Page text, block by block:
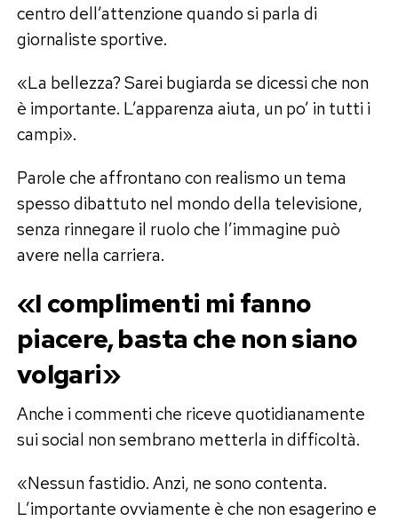
centro dell’attenzione quando si parla di
giornaliste sportive.
«La bellezza? Sarei bugiarda se dicessi che non
è importante. L’apparenza aiuta, un po’ in tutti i
campi».
Parole che affrontano con realismo un tema
spesso dibattuto nel mondo della televisione,
senza rinnegare il ruolo che l’immagine può
avere nella carriera.
«I complimenti mi fanno
piacere, basta che non siano
volgari»
Anche i commenti che riceve quotidianamente
sui social non sembrano metterla in difficoltà.
«Nessun fastidio. Anzi, ne sono contenta.
L’importante ovviamente è che non esagerino e